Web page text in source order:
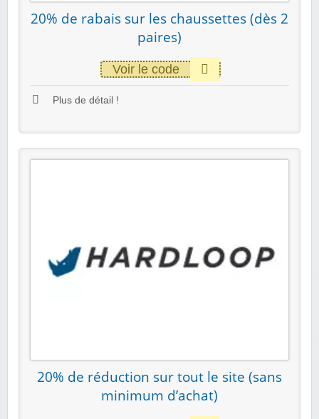
20% de rabais sur les chaussettes (dès 2
paires)
Voir le code
Plus de détail !
20% de réduction sur tout le site (sans
minimum d’achat)